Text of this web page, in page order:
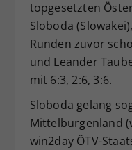
topgesetzten
Sloboda
Runden zuvor
und Leander
mit 6:3, 2:6, 3:6.
Sloboda gelang
Mittelburgenland
win2day ÖTV-